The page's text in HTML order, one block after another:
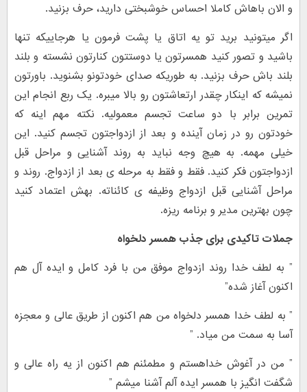
و الان باهاش کاملا احساس خوشبختی دارید، حرف بزنید.
اگر میتونید برید تو یه اتاق یا پشت فرمون یا هرجاییکه تنها
باشید و تصور کنید همسرتون یا دوستتون کنارتون نشسته و بلند
بلند باش حرف بزنید. به طوریکه صدای خودتونو بشنوید. باورتون
نمیشه که اینکار چقدر ارتعاشتون رو بالا میبره. یک ربع انجام این
تمرین برابر با دو ساعت تجسم معمولیه. نکته مهم اینه که
خودتون رو در زمان آینده و بعد از ازدواجتون تجسم کنید. این
خیلی مهمه. به هیچ وجه نباید به روند آشنایی و مراحل قبل
ازدواجتون فکر کنید. فقط و فقط به مرحله ی بعد از ازدواج. روند و
مراحل آشنایی قبل ازدواج وظیفه ی کائناته. بهش اعتماد کنید
چون بهترین مدیر و برنامه ریزه.
جملات تاکیدی برای جذب همسر دلخواه
” به لطف خدا روند ازدواج موفق من با فرد کامل و ایده آل هم
اکنون آغاز شده”
” به لطف خدا همسر دلخواه من هم اکنون از طریق عالی و معجزه
آسا به سمت من میاد. ”
” من در آغوش خداهستم و مطمئنم هم اکنون از یه راه عالی و
شگفت انگیز با همسر ایده آلم آشنا میشم ”